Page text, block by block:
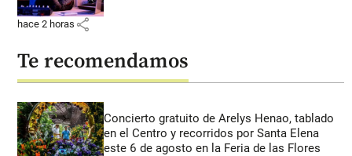
hace 2 horas share
Te recomendamos
Concierto gratuito de Arelys Henao, tablado
en el Centro y recorridos por Santa Elena
este 6 de agosto en la Feria de las Flores